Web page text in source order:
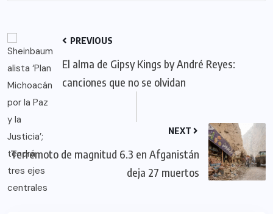
PREVIOUS
El alma de Gipsy Kings by André Reyes:
canciones que no se olvidan
NEXT
Terremoto de magnitud 6.3 en Afganistán
deja 27 muertos